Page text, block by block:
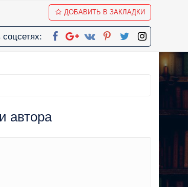
ДОБАВИТЬ В ЗАКЛАДКИ
автора